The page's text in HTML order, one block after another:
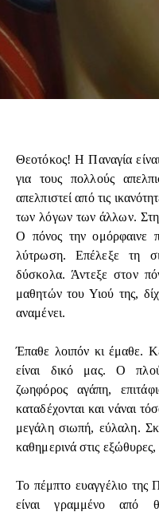
Θεοτόκος! Η Παναγία
για τους πολλούς
απελπιστεί από τις
των λόγων των άλλων.
Ο πόνος την ομόρφαινε
λύτρωση. Επέλεξε τη
δύσκολα. Άντεξε στον
μαθητών του Υιού της,
αναμένει.
Έπαθε λοιπόν κι έμαθε.
είναι δικό μας. Ο
ζωηφόρος αγάπη,
καταδέχονται και νάναι
μεγάλη σιωπή, εύλαλη.
καθημερινά στις εξώθυρες,
Το πέμπτο ευαγγέλιο της
είναι γραμμένο από